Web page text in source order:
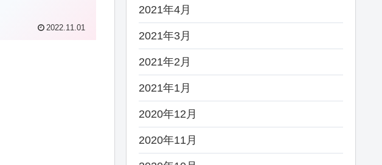
2022.11.01
2021年4月
2021年3月
2021年2月
2021年1月
2020年12月
2020年11月